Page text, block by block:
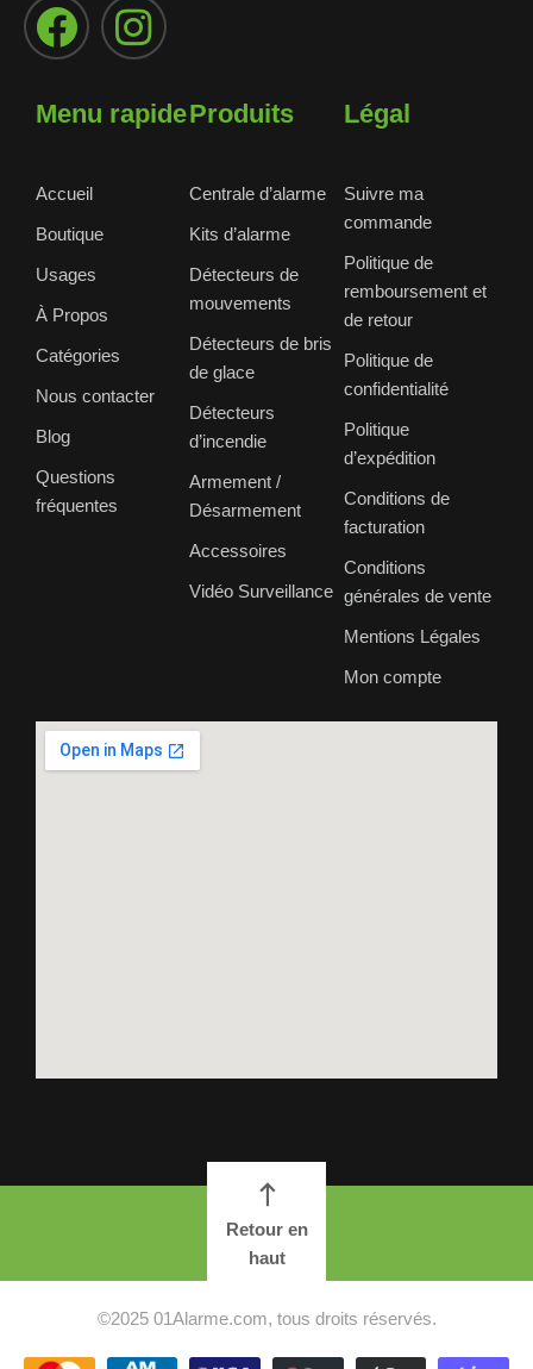
Menu rapide
Accueil
Boutique
Usages
À Propos
Catégories
Nous contacter
Blog
Questions
fréquentes
Produits
Centrale d’alarme
Kits d’alarme
Détecteurs de
mouvements
Détecteurs de bris
de glace
Détecteurs
d’incendie
Armement /
Désarmement
Accessoires
Vidéo Surveillance
Légal
Suivre ma
commande
Politique de
remboursement et
de retour
Politique de
confidentialité
Politique
d’expédition
Conditions de
facturation
Conditions
générales de vente
Mentions Légales
Mon compte
Retour en
haut
©2025 01Alarme.com, tous droits réservés.